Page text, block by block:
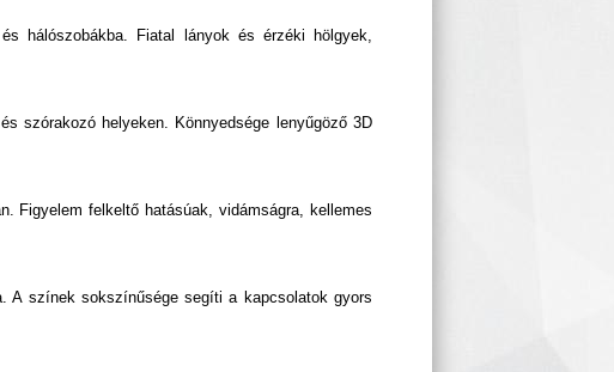
hálószobákba. Fiatal lányok és érzéki hölgyek,
szórakozó helyeken. Könnyedsége lenyűgöző 3D
Figyelem felkeltő hatásúak, vidámságra, kellemes
A színek sokszínűsége segíti a kapcsolatok gyors